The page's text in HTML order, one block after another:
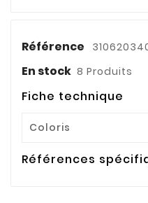
Référence
En stock 8 Produits
Fiche technique
Coloris
Références